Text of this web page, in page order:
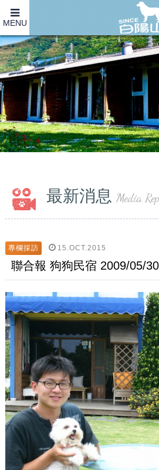
MENU
最新消息 Media
專欄採訪
15.OCT.2015
聯合報 狗狗民宿 2009/05/